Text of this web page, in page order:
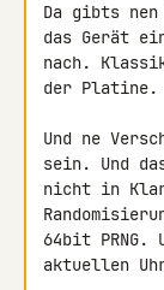
Da gibts
das Gerät
nach.
der Platine.
Und ne
sein. Und
nicht in
64bit PRNG.
aktuellen